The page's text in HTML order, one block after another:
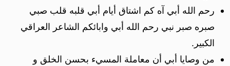
رحم الله أبي آه كم اشتاق أيام أبي قلبه قلب صبي
صبره صبر نبي رحم الله أبي وابائكم الشاعر العراقي
الكبير.
من وصايا أبي أن معاملة المسيء بحسن الخلق و